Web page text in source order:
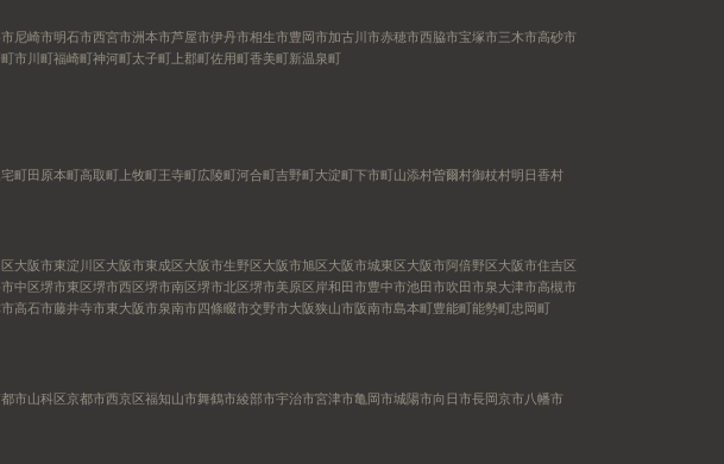
尼崎市明石市西宮市洲本市芦屋市伊丹市相生市豊岡市加古川市赤穂市西脇市宝塚市三木市高砂市
市川町福崎町神河町太子町 上郡町佐用町香美町新温泉町
町田原本町高取町 上牧町王寺町広陵町河合町吉野町大淀町下市町山添村曽爾村御杖村明日香村
大阪市東淀川区大阪市東成区大阪市生野区大阪市旭区大阪市城東区大阪市阿倍野区大阪市住吉区
中区堺市東区堺市西区堺市南区堺市北区堺市美原区岸和田市豊中市池田市吹田市泉大津市高槻市
高石市藤井寺市東大阪市泉南市四條畷市交野市大阪狭山市阪南市島本町豊能町能勢町忠岡町
市山科区京都市西京区福知山市舞鶴市綾部市宇治市宮津市亀岡市城陽市向日市長岡京市八幡市